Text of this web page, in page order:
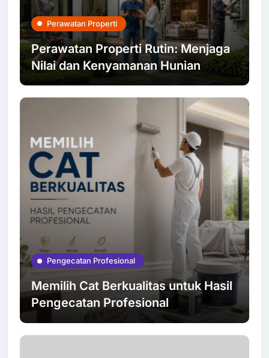
Perawatan Properti
Perawatan Properti Rutin: Menjaga
Nilai dan Kenyamanan Hunian
Pengecatan Profesional
Memilih Cat Berkualitas untuk Hasil
Pengecatan Profesional